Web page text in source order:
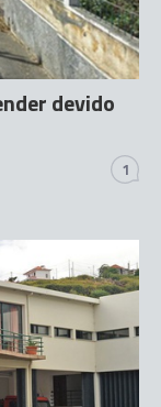
devido
1